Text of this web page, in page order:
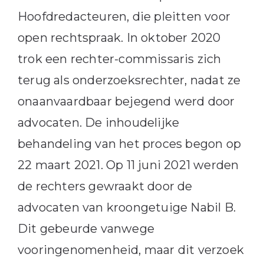
Hoofdredacteuren, die pleitten voor
open rechtspraak. In oktober 2020
trok een rechter-commissaris zich
terug als onderzoeksrechter, nadat ze
onaanvaardbaar bejegend werd door
advocaten. De inhoudelijke
behandeling van het proces begon op
22 maart 2021. Op 11 juni 2021 werden
de rechters gewraakt door de
advocaten van kroongetuige Nabil B.
Dit gebeurde vanwege
vooringenomenheid, maar dit verzoek